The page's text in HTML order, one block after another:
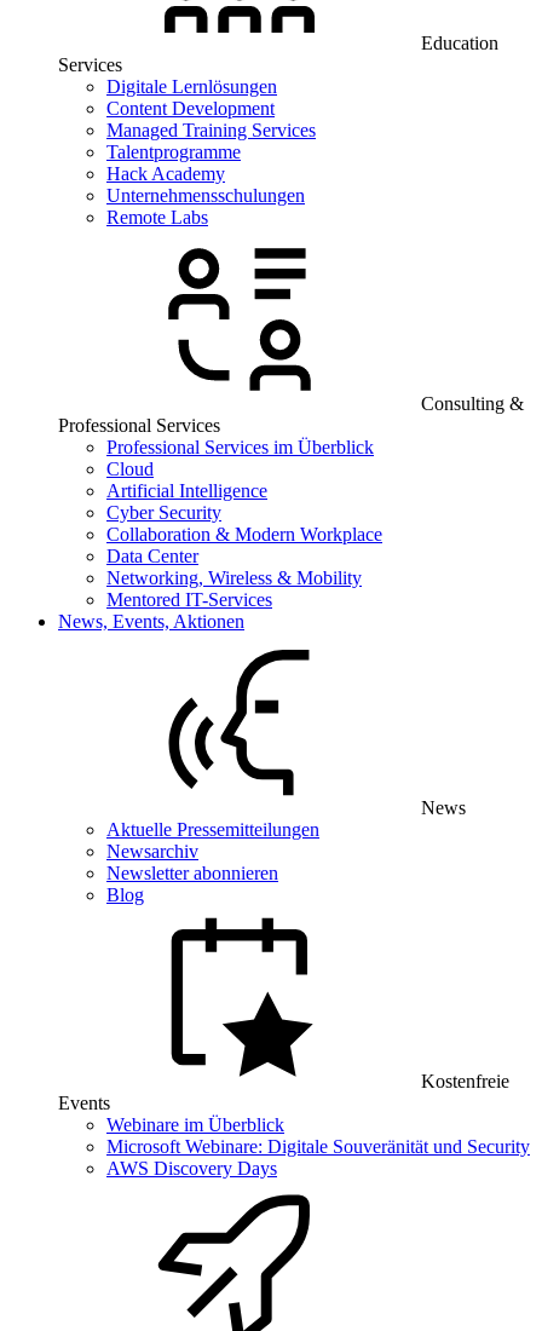
Education
Services
Digitale Lernlösungen
Content Development
Managed Training Services
Talentprogramme
Hack Academy
Unternehmensschulungen
Remote Labs
Consulting &
Professional Services
Professional Services im Überblick
Cloud
Artificial Intelligence
Cyber Security
Collaboration & Modern Workplace
Data Center
Networking, Wireless & Mobility
Mentored IT-Services
News, Events, Aktionen
News
Aktuelle Pressemitteilungen
Newsarchiv
Newsletter abonnieren
Blog
Kostenfreie
Events
Webinare im Überblick
Microsoft Webinare: Digitale Souveränität und Security
AWS Discovery Days